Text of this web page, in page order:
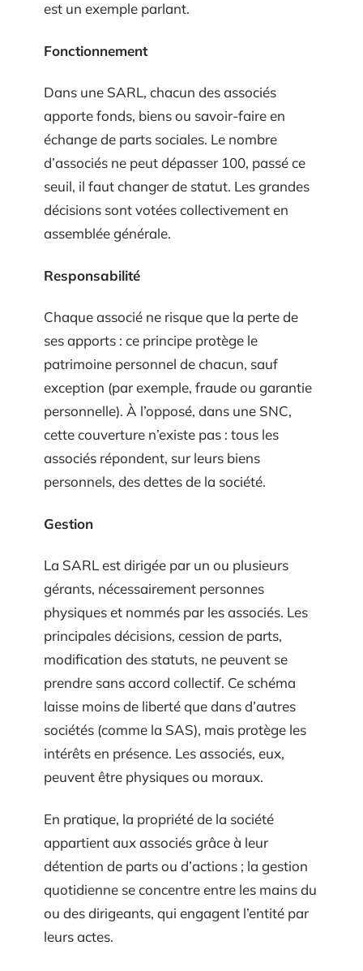
est un exemple parlant.
Fonctionnement
Dans une SARL, chacun des associés
apporte fonds, biens ou savoir-faire en
échange de parts sociales. Le nombre
d’associés ne peut dépasser 100, passé ce
seuil, il faut changer de statut. Les grandes
décisions sont votées collectivement en
assemblée générale.
Responsabilité
Chaque associé ne risque que la perte de
ses apports : ce principe protège le
patrimoine personnel de chacun, sauf
exception (par exemple, fraude ou garantie
personnelle). À l’opposé, dans une SNC,
cette couverture n’existe pas : tous les
associés répondent, sur leurs biens
personnels, des dettes de la société.
Gestion
La SARL est dirigée par un ou plusieurs
gérants, nécessairement personnes
physiques et nommés par les associés. Les
principales décisions, cession de parts,
modification des statuts, ne peuvent se
prendre sans accord collectif. Ce schéma
laisse moins de liberté que dans d’autres
sociétés (comme la SAS), mais protège les
intérêts en présence. Les associés, eux,
peuvent être physiques ou moraux.
En pratique, la propriété de la société
appartient aux associés grâce à leur
détention de parts ou d’actions ; la gestion
quotidienne se concentre entre les mains du
ou des dirigeants, qui engagent l’entité par
leurs actes.